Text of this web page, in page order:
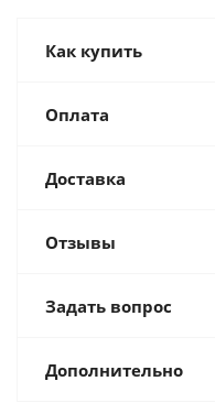
Как купить
Оплата
Доставка
Отзывы
Задать вопрос
Дополнительно